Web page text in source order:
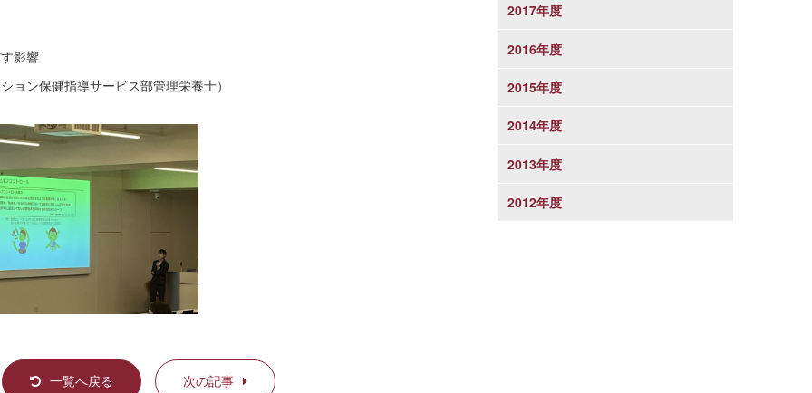
影響
ン保健指導サービス部管理栄養士）
一覧へ戻る 次の記事
2017年度
2016年度
2015年度
2014年度
2013年度
2012年度